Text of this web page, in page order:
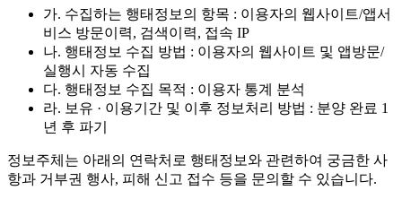
가. 수집하는 행태정보의 항목 : 이용자의 웹사이트/앱서
비스 방문이력, 검색이력, 접속 IP
나. 행태정보 수집 방법 : 이용자의 웹사이트 및 앱방문/
실행시 자동 수집
다. 행태정보 수집 목적 : 이용자 통계 분석
라. 보유 · 이용기간 및 이후 정보처리 방법 : 분양 완료 1
년 후 파기
정보주체는 아래의 연락처로 행태정보와 관련하여 궁금한 사
항과 거부권 행사, 피해 신고 접수 등을 문의할 수 있습니다.